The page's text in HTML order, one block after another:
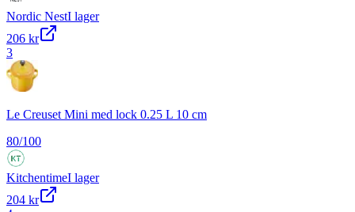
Nordic NestI lager
206 kr
3
Le Creuset Mini med lock 0.25 L 10 cm
80/100
KitchentimeI lager
204 kr